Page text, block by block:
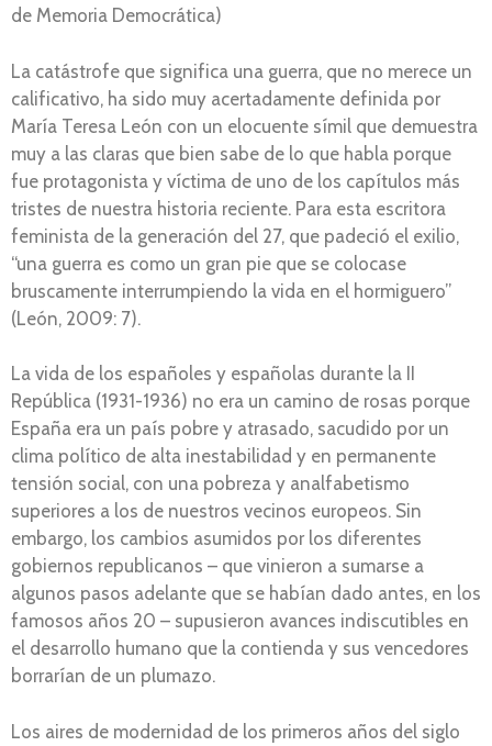
de Memoria Democrática)
La catástrofe que significa una guerra, que no merece un
calificativo, ha sido muy acertadamente definida por
María Teresa León con un elocuente símil que demuestra
muy a las claras que bien sabe de lo que habla porque
fue protagonista y víctima de uno de los capítulos más
tristes de nuestra historia reciente. Para esta escritora
feminista de la generación del 27, que padeció el exilio,
“una guerra es como un gran pie que se colocase
bruscamente interrumpiendo la vida en el hormiguero”
(León, 2009: 7).
La vida de los españoles y españolas durante la II
República (1931-1936) no era un camino de rosas porque
España era un país pobre y atrasado, sacudido por un
clima político de alta inestabilidad y en permanente
tensión social, con una pobreza y analfabetismo
superiores a los de nuestros vecinos europeos. Sin
embargo, los cambios asumidos por los diferentes
gobiernos republicanos – que vinieron a sumarse a
algunos pasos adelante que se habían dado antes, en los
famosos años 20 – supusieron avances indiscutibles en
el desarrollo humano que la contienda y sus vencedores
borrarían de un plumazo.
Los aires de modernidad de los primeros años del siglo